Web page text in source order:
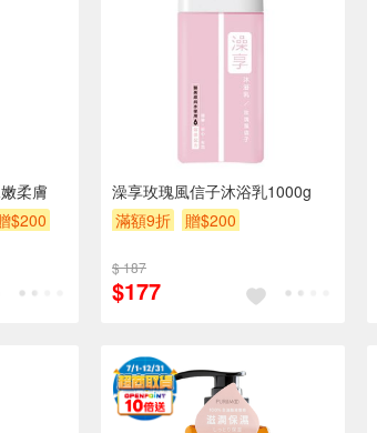
柔膚
$200
澡享玫瑰風信子沐浴乳1000g
滿額9折
贈$200
$ 187
$177